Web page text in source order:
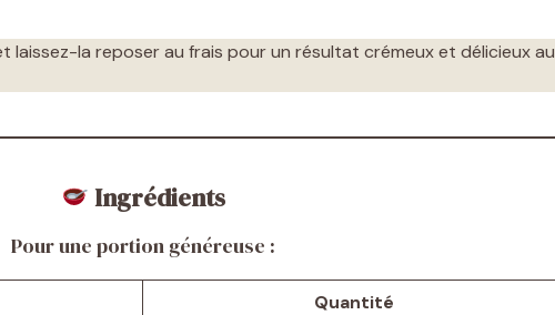
laissez-la reposer au frais pour un résultat crémeux et délicieux au
Ingrédients
Pour une portion généreuse :
Quantité